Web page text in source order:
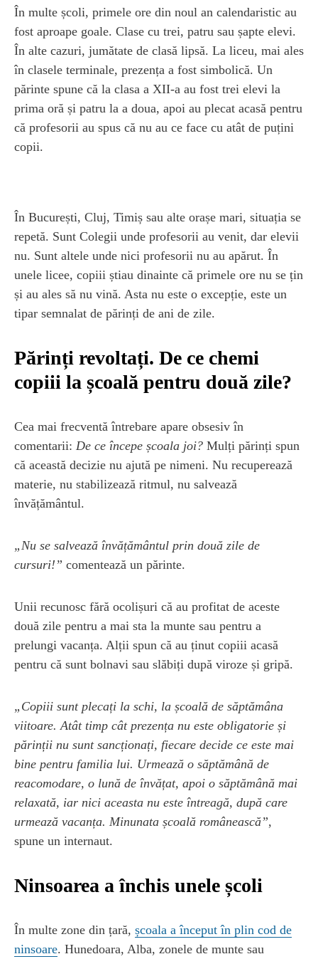
În multe școli, primele ore din noul an calendaristic au
fost aproape goale. Clase cu trei, patru sau șapte elevi.
În alte cazuri, jumătate de clasă lipsă. La liceu, mai ales
în clasele terminale, prezența a fost simbolică. Un
părinte spune că la clasa a XII-a au fost trei elevi la
prima oră și patru la a doua, apoi au plecat acasă pentru
că profesorii au spus că nu au ce face cu atât de puțini
copii.
În București, Cluj, Timiș sau alte orașe mari, situația se
repetă. Sunt Colegii unde profesorii au venit, dar elevii
nu. Sunt altele unde nici profesorii nu au apărut. În
unele licee, copiii știau dinainte că primele ore nu se țin
și au ales să nu vină. Asta nu este o excepție, este un
tipar semnalat de părinți de ani de zile.
Părinți revoltați. De ce chemi
copiii la școală pentru două zile?
Cea mai frecventă întrebare apare obsesiv în
comentarii: De ce începe școala joi? Mulți părinți spun
că această decizie nu ajută pe nimeni. Nu recuperează
materie, nu stabilizează ritmul, nu salvează
învățământul.
„Nu se salvează învățământul prin două zile de
cursuri!” comentează un părinte.
Unii recunosc fără ocolișuri că au profitat de aceste
două zile pentru a mai sta la munte sau pentru a
prelungi vacanța. Alții spun că au ținut copiii acasă
pentru că sunt bolnavi sau slăbiți după viroze și gripă.
„Copiii sunt plecați la schi, la școală de săptămâna
viitoare. Atât timp cât prezența nu este obligatorie și
părinții nu sunt sancționați, fiecare decide ce este mai
bine pentru familia lui. Urmează o săptămână de
reacomodare, o lună de învățat, apoi o săptămână mai
relaxată, iar nici aceasta nu este întreagă, după care
urmează vacanța. Minunata școală românească”,
spune un internaut.
Ninsoarea a închis unele școli
În multe zone din țară, școala a început în plin cod de
ninsoare. Hunedoara, Alba, zonele de munte sau